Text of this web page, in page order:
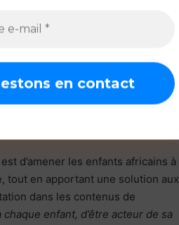
numérique du livre africain
est disponible via une
de lire hors connexion.
fournir une offre africaine de
auxquels ils peuvent
d’amener les enfants africains à
tout en apportant une solution aux
dans les contenus de
enfant, d’être acteur de sa